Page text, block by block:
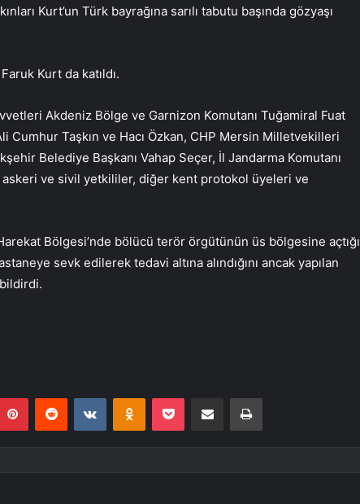
Kurt’un Türk bayrağına sarılı tabutu başında gözyaşı
Kurt da katıldı.
Akdeniz Bölge ve Garnizon Komutanı Tuğamiral Fuat
Taşkın ve Hacı Özkan, CHP Mersin Milletvekilleri
Belediye Başkanı Vahap Seçer, İl Jandarma Komutanı
askeri ve sivil yetkililer, diğer kent protokol üyeleri ve
Bölgesi’nde bölücü terör örgütünün üs bölgesine açtığı
sevk edilerek tedavi altına alındığını ancak yapılan
PinterestReddit VKontakteOdnoklassniki
Pocket E-Posta ile paylaş Yazdır